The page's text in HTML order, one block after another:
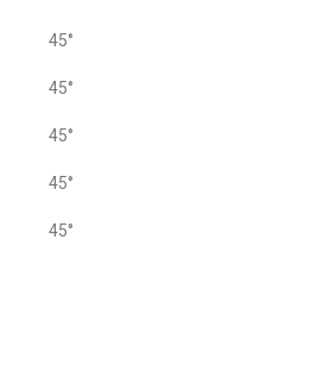
45°
45°
45°
45°
45°